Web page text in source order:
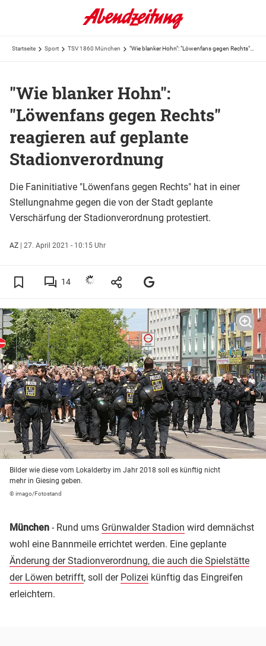
Startseite Sport TSV 1860 München
"Wie blanker Hohn":
"Löwenfans gegen Rechts"
reagieren auf geplante
Stadionverordnung
Die Faninitiative "Löwenfans gegen Rechts" hat in einer
Stellungnahme gegen die von der Stadt geplante
Verschärfung der Stadionverordnung protestiert.
AZ | 27. April 2021 - 10:15 Uhr
14
Bilder wie diese vom Lokalderby im Jahr 2018 soll es künftig nicht
mehr in Giesing geben.
© imago/Fotostand
München - Rund ums Grünwalder Stadion wird demnächst
wohl eine Bannmeile errichtet werden. Eine geplante
Änderung der Stadionverordnung, die auch die Spielstätte
der Löwen betrifft, soll der Polizei künftig das Eingreifen
erleichtern.